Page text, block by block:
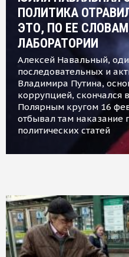
ПОЛИТИКА
ЭТО, ПО ЕЕ
ЛАБОРАТОРИИ
Алексей Навальный,
последовательных и
Владимира Путина,
коррупцией, скончался
Полярным кругом 16
отбывал там наказание
политических статей